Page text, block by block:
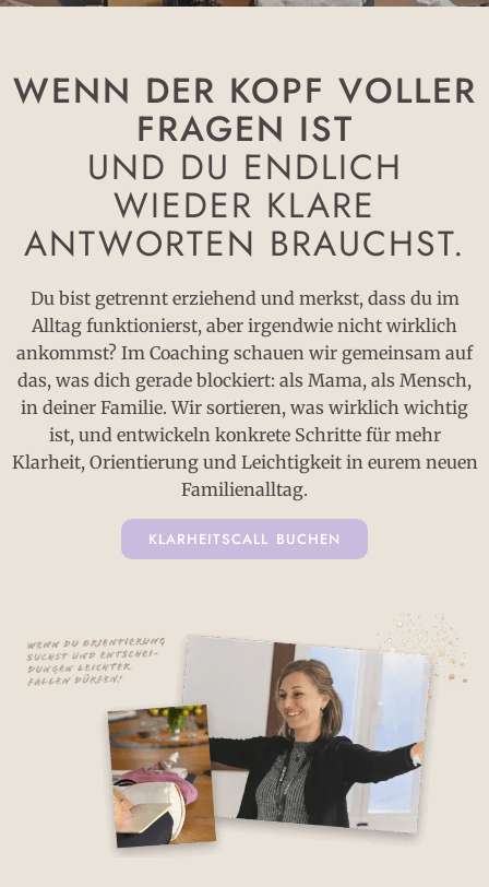
WENN DER KOPF VOLLER
FRAGEN IST
UND DU ENDLICH
WIEDER KLARE
ANTWORTEN BRAUCHST.
Du bist getrennt erziehend und merkst, dass du im
Alltag funktionierst, aber irgendwie nicht wirklich
ankommst? Im Coaching schauen wir gemeinsam auf
das, was dich gerade blockiert: als Mama, als Mensch,
in deiner Familie. Wir sortieren, was wirklich wichtig
ist, und entwickeln konkrete Schritte für mehr
Klarheit, Orientierung und Leichtigkeit in eurem neuen
Familienalltag.
KLARHEITSCALL BUCHEN